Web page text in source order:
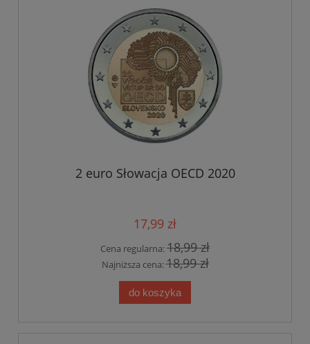
2 euro Słowacja OECD 2020
17,99 zł
Cena regularna:18,99 zł
Najniższa cena:18,99 zł
do koszyka